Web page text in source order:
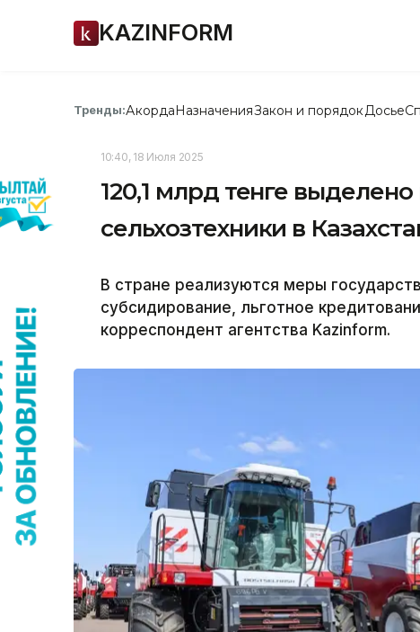
KAZINFORM
Тренды:АкордаНазначенияЗакон и порядок Досье
10:40, 18 Июля 2025
120,1 млрд тенге
сельхозтехники в
В стране реализуются меры
субсидирование, льготное
корреспондент агентства Kazinform.